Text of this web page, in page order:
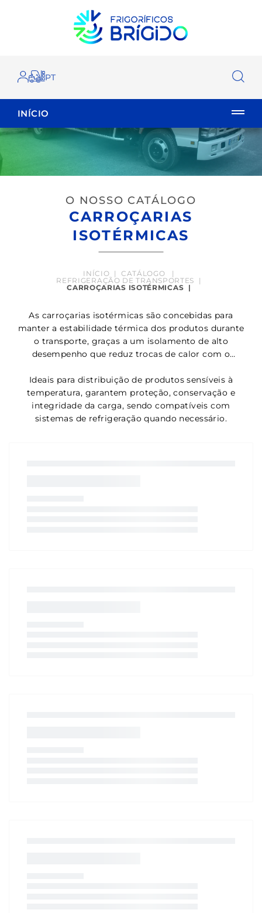
EMPILHADOR
FECHAR
INÍCIO
O NOSSO CATÁLOGO
CARROÇARIAS
ISOTÉRMICAS
INÍCIO | CATÁLOGO
|
REFRIGERAÇÃO DE TRANSPORTES |
CARROÇARIAS ISOTÉRMICAS |
As carroçarias isotérmicas são concebidas para
manter a estabilidade térmica dos produtos durante
o transporte, graças a um isolamento de alto
desempenho que reduz trocas de calor com o
Ideais para distribuição de produtos sensíveis à
temperatura, garantem proteção, conservação e
integridade da carga, sendo compatíveis com
sistemas de refrigeração quando necessário.